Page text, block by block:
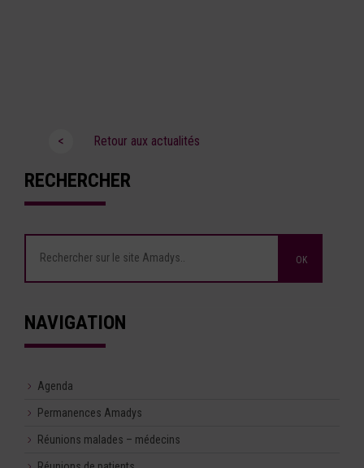
< Retour aux actualités
RECHERCHER
NAVIGATION
Agenda
Permanences Amadys
Réunions malades – médecins